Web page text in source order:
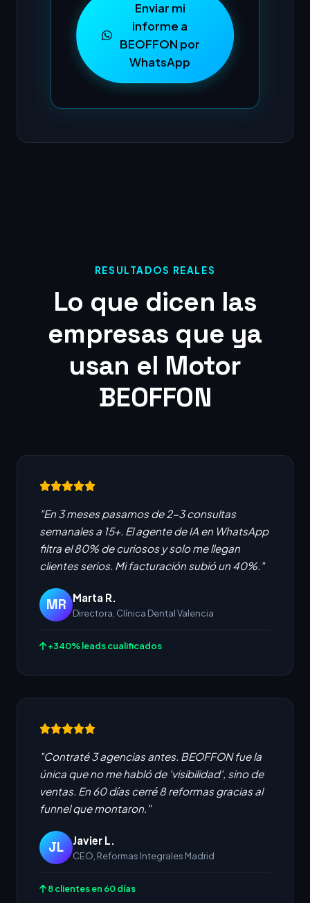
Enviar mi
informe a
BEOFFON por
WhatsApp
RESULTADOS REALES
Lo que dicen las
empresas que ya
usan el Motor
BEOFFON
"En 3 meses pasamos de 2-3 consultas
semanales a 15+. El agente de IA en WhatsApp
filtra el 80% de curiosos y solo me llegan
clientes serios. Mi facturación subió un 40%."
MR Marta R.
Directora, Clínica Dental Valencia
+340% leads cualificados
"Contraté 3 agencias antes. BEOFFON fue la
única que no me habló de 'visibilidad', sino de
ventas. En 60 días cerré 8 reformas gracias al
funnel que montaron."
JL Javier L.
CEO, Reformas Integrales Madrid
8 clientes en 60 días